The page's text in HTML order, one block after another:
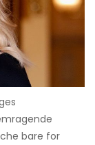
bare for